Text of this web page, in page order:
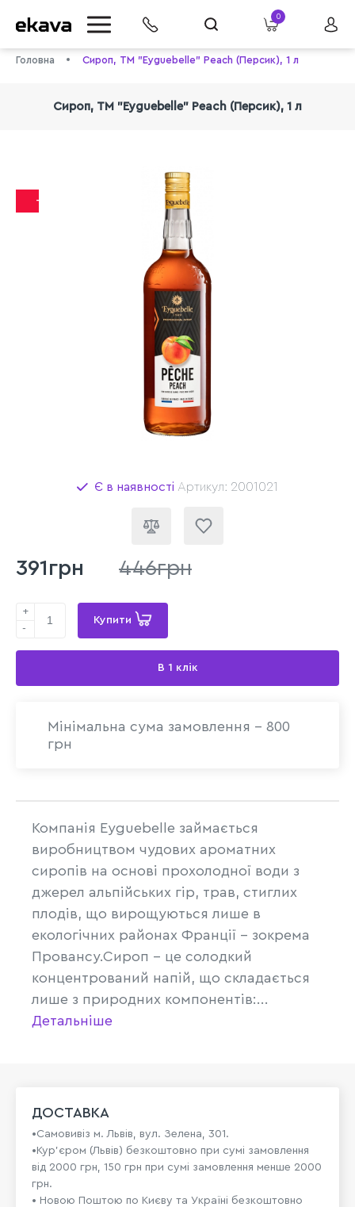
0
Головна Сироп, ТМ "Eyguebelle" Peach (Персик), 1 л
Сироп, ТМ "Eyguebelle" Peach (Персик), 1 л
-12%
Є в наявності Артикул: 2001021
391грн 446грн
+
-
Купити
В 1 клік
Мінімальна сума замовлення - 800
грн
Компанія Eyguebelle займається
виробництвом чудових ароматних
сиропів на основі прохолодної води з
джерел альпійських гір, трав, стиглих
плодів, що вирощуються лише в
екологічних районах Франції – зокрема
Провансу.Сироп – це солодкий
концентрований напій, що складається
лише з природних компонентів:...
Детальніше
ДОСТАВКА
•Самовивіз м. Львів, вул. Зелена, 301.
•Кур'єром (Львів) безкоштовно при сумі замовлення
від 2000 грн, 150 грн при сумі замовлення менше 2000
грн.
• Новою Поштою по Києву та Україні безкоштовно